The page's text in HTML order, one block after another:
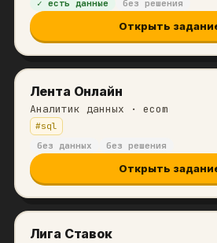
✓ есть данные
без решения
Открыть
Лента Онлайн
Аналитик данных · ecom
#sql
без данных
без решения
Открыть
Лига Ставок